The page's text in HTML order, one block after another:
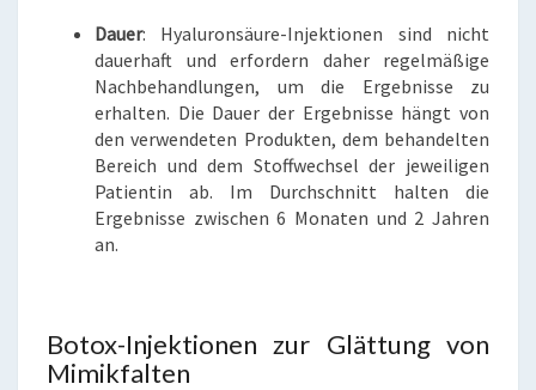
Dauer: Hyaluronsäure-Injektionen sind nicht
dauerhaft und erfordern daher regelmäßige
Nachbehandlungen, um die Ergebnisse zu
erhalten. Die Dauer der Ergebnisse hängt von
den verwendeten Produkten, dem behandelten
Bereich und dem Stoffwechsel der jeweiligen
Patientin ab. Im Durchschnitt halten die
Ergebnisse zwischen 6 Monaten und 2 Jahren
an.
Botox-Injektionen zur Glättung von
Mimikfalten